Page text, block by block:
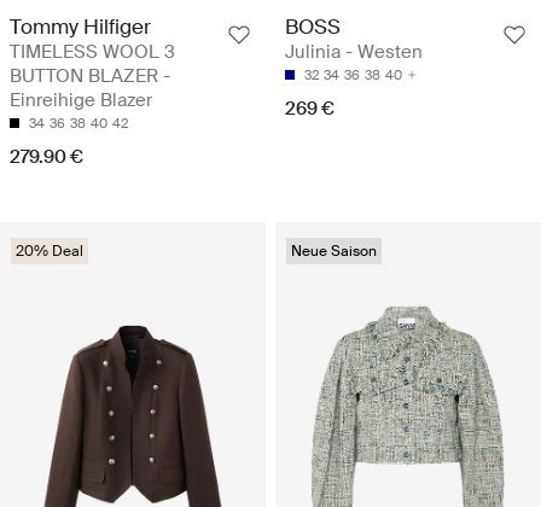
Tommy Hilfiger
TIMELESS WOOL 3
BUTTON BLAZER -
Einreihige Blazer
34 36 38 40 42
279.90 €
BOSS
Julinia - Westen
32 34 36 38 40
269 €
20% Deal Neue Saison